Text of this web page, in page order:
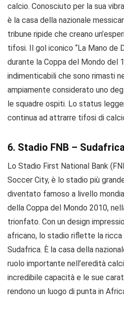
calcio. Conosciuto per la sua
è la casa della nazionale
tribune ripide che creano
tifosi. Il gol iconico “La Mano de
durante la Coppa del Mondo del
indimenticabili che sono rimasti
ampiamente considerato uno
le squadre ospiti. Lo status
continua ad attrarre tifosi di
6. Stadio FNB –
Lo Stadio First National Bank
Soccer City, è lo stadio più
diventato famoso a livello
della Coppa del Mondo 2010,
trionfato. Con un design
africano, lo stadio riflette la
Sudafrica. È la casa della
ruolo importante nell’eredità
incredibile capacità e le sue
rendono un luogo di punta in